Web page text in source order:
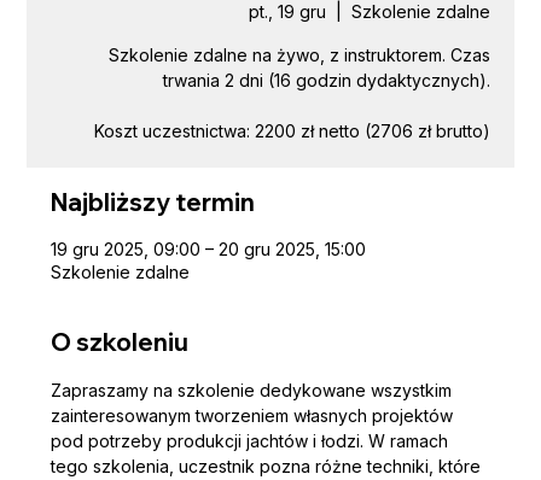
pt., 19 gru Szkolenie zdalne
Szkolenie zdalne na żywo, z instruktorem. Czas
trwania 2 dni (16 godzin dydaktycznych).
Koszt uczestnictwa: 2200 zł netto (2706 zł brutto)
Najbliższy termin
19 gru 2025, 09:00 – 20 gru 2025, 15:00
Szkolenie zdalne
O szkoleniu
Zapraszamy na szkolenie dedykowane wszystkim
zainteresowanym tworzeniem własnych projektów
pod potrzeby produkcji jachtów i łodzi. W ramach
tego szkolenia, uczestnik pozna różne techniki, które